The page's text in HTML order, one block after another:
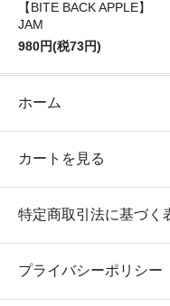
【BITE BACK APPLE】
JAM
980円(税73円)
ホーム
カートを見る
特定商取引法に基づく
プライバシーポリシー